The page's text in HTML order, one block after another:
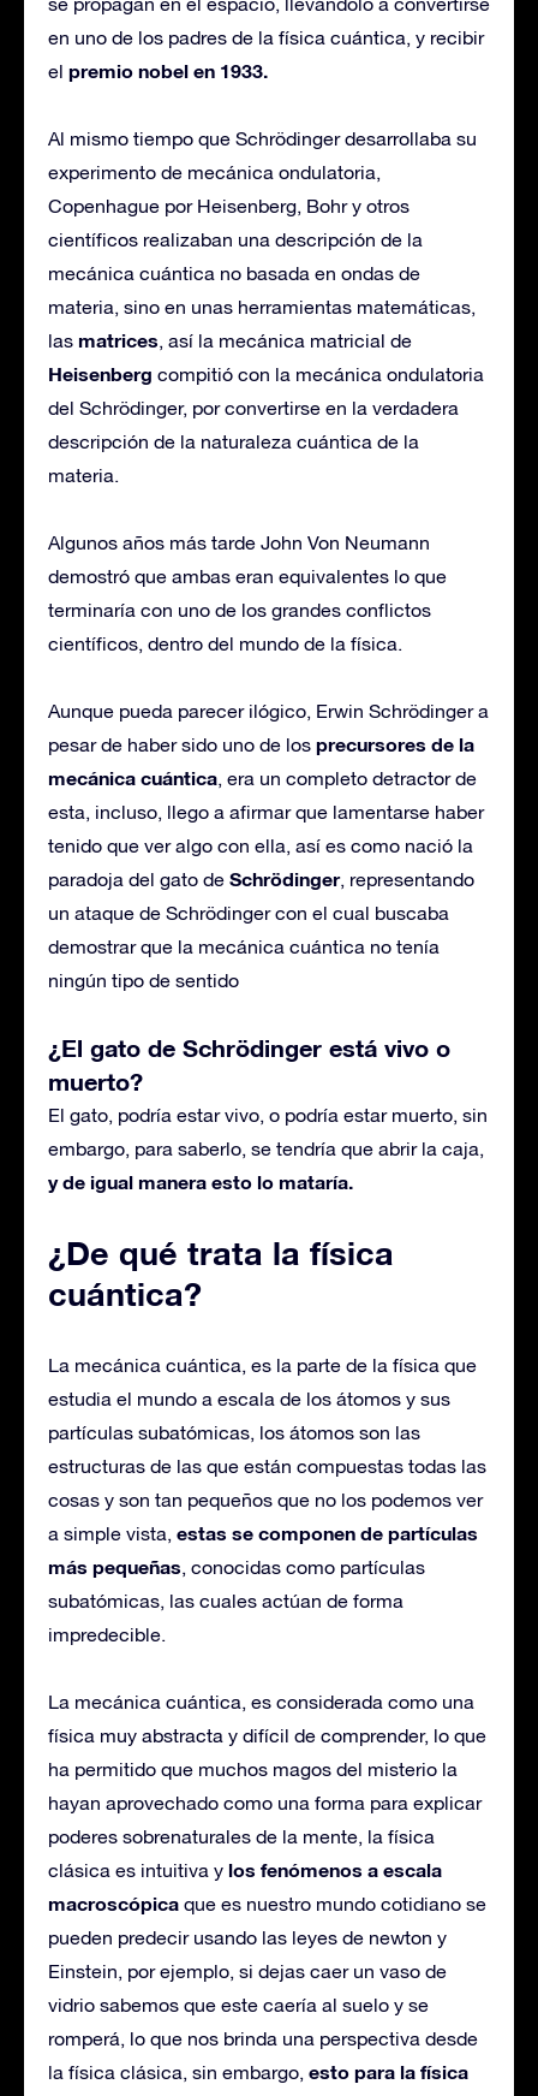
en uno de los padres de la física cuántica, y recibir
el premio nobel en 1933.
Al mismo tiempo que Schrödinger desarrollaba su
experimento de mecánica ondulatoria,
Copenhague por Heisenberg, Bohr y otros
científicos realizaban una descripción de la
mecánica cuántica no basada en ondas de
materia, sino en unas herramientas matemáticas,
las matrices, así la mecánica matricial de
Heisenberg compitió con la mecánica ondulatoria
del Schrödinger, por convertirse en la verdadera
descripción de la naturaleza cuántica de la
materia.
Algunos años más tarde John Von Neumann
demostró que ambas eran equivalentes lo que
terminaría con uno de los grandes conflictos
científicos, dentro del mundo de la física.
Aunque pueda parecer ilógico, Erwin Schrödinger a
pesar de haber sido uno de los precursores de la
mecánica cuántica, era un completo detractor de
esta, incluso, llego a afirmar que lamentarse haber
tenido que ver algo con ella, así es como nació la
paradoja del gato de Schrödinger, representando
un ataque de Schrödinger con el cual buscaba
demostrar que la mecánica cuántica no tenía
ningún tipo de sentido
¿El gato de Schrödinger está vivo o
muerto?
El gato, podría estar vivo, o podría estar muerto, sin
embargo, para saberlo, se tendría que abrir la caja,
y de igual manera esto lo mataría.
¿De qué trata la física
cuántica?
La mecánica cuántica, es la parte de la física que
estudia el mundo a escala de los átomos y sus
partículas subatómicas, los átomos son las
estructuras de las que están compuestas todas las
cosas y son tan pequeños que no los podemos ver
a simple vista, estas se componen de partículas
más pequeñas, conocidas como partículas
subatómicas, las cuales actúan de forma
impredecible.
La mecánica cuántica, es considerada como una
física muy abstracta y difícil de comprender, lo que
ha permitido que muchos magos del misterio la
hayan aprovechado como una forma para explicar
poderes sobrenaturales de la mente, la física
clásica es intuitiva y los fenómenos a escala
macroscópica que es nuestro mundo cotidiano se
pueden predecir usando las leyes de newton y
Einstein, por ejemplo, si dejas caer un vaso de
vidrio sabemos que este caería al suelo y se
romperá, lo que nos brinda una perspectiva desde
la física clásica, sin embargo, esto para la física